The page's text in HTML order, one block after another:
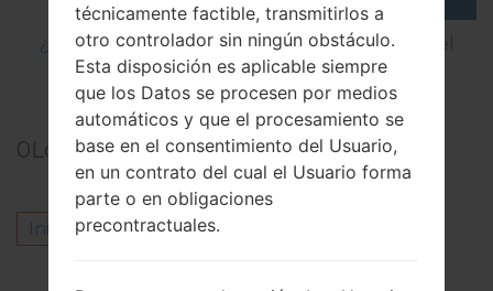
¿Cómo restablecer datos de fábrica a través del
menú en LG G5 H850?
0Los comentarios
Inicie la sesiónpara dejar su comentario.
técnicamente factible, transmitirlos a
otro controlador sin ningún obstáculo.
Esta disposición es aplicable siempre
que los Datos se procesen por medios
automáticos y que el procesamiento se
base en el consentimiento del Usuario,
en un contrato del cual el Usuario forma
parte o en obligaciones
precontractuales.